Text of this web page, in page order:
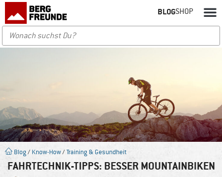
BLOGSHOP
Blog / Know-How/Training & Gesundheit
FAHRTECHNIK-TIPPS: BESSER MOUNTAINBIKEN